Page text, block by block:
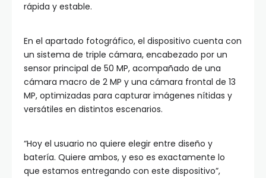
rápida y estable.
En el apartado fotográfico, el dispositivo cuenta con
un sistema de triple cámara, encabezado por un
sensor principal de 50 MP, acompañado de una
cámara macro de 2 MP y una cámara frontal de 13
MP, optimizadas para capturar imágenes nítidas y
versátiles en distintos escenarios.
“Hoy el usuario no quiere elegir entre diseño y
batería. Quiere ambos, y eso es exactamente lo
que estamos entregando con este dispositivo”,